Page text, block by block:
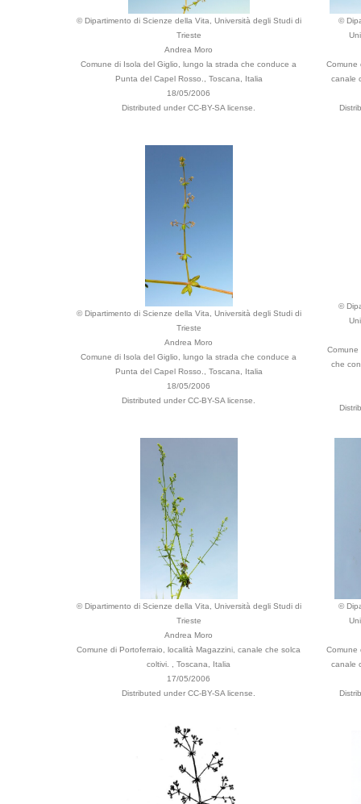
© Dipartimento di Scienze della Vita, Università degli Studi di
Trieste
Andrea Moro
Comune di Isola del Giglio, lungo la strada che conduce a
Punta del Capel Rosso., Toscana, Italia
18/05/2006
Distributed under CC-BY-SA license.
©
Comune
canale
© Dipartimento di Scienze della Vita, Università degli Studi di
Trieste
Andrea Moro
Comune di Isola del Giglio, lungo la strada che conduce a
Punta del Capel Rosso., Toscana, Italia
18/05/2006
Distributed under CC-BY-SA license.
©
Comune
che
© Dipartimento di Scienze della Vita, Università degli Studi di
Trieste
Andrea Moro
Comune di Portoferraio, località Magazzini, canale che solca
coltivi. , Toscana, Italia
17/05/2006
Distributed under CC-BY-SA license.
©
Comune
canale